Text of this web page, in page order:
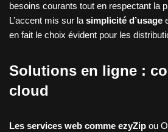
besoins courants tout en respectant la
L’accent mis sur la simplicité d’usage
en fait le choix évident pour les
Solutions en ligne :
cloud
Les services web comme ezyZip ou